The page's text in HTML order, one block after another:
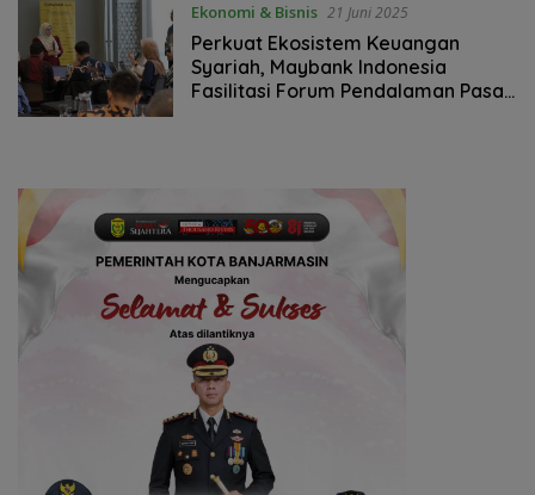
Ekonomi & Bisnis 21 Juni 2025
Perkuat Ekosistem Keuangan
Syariah, Maybank Indonesia
Fasilitasi Forum Pendalaman Pasar